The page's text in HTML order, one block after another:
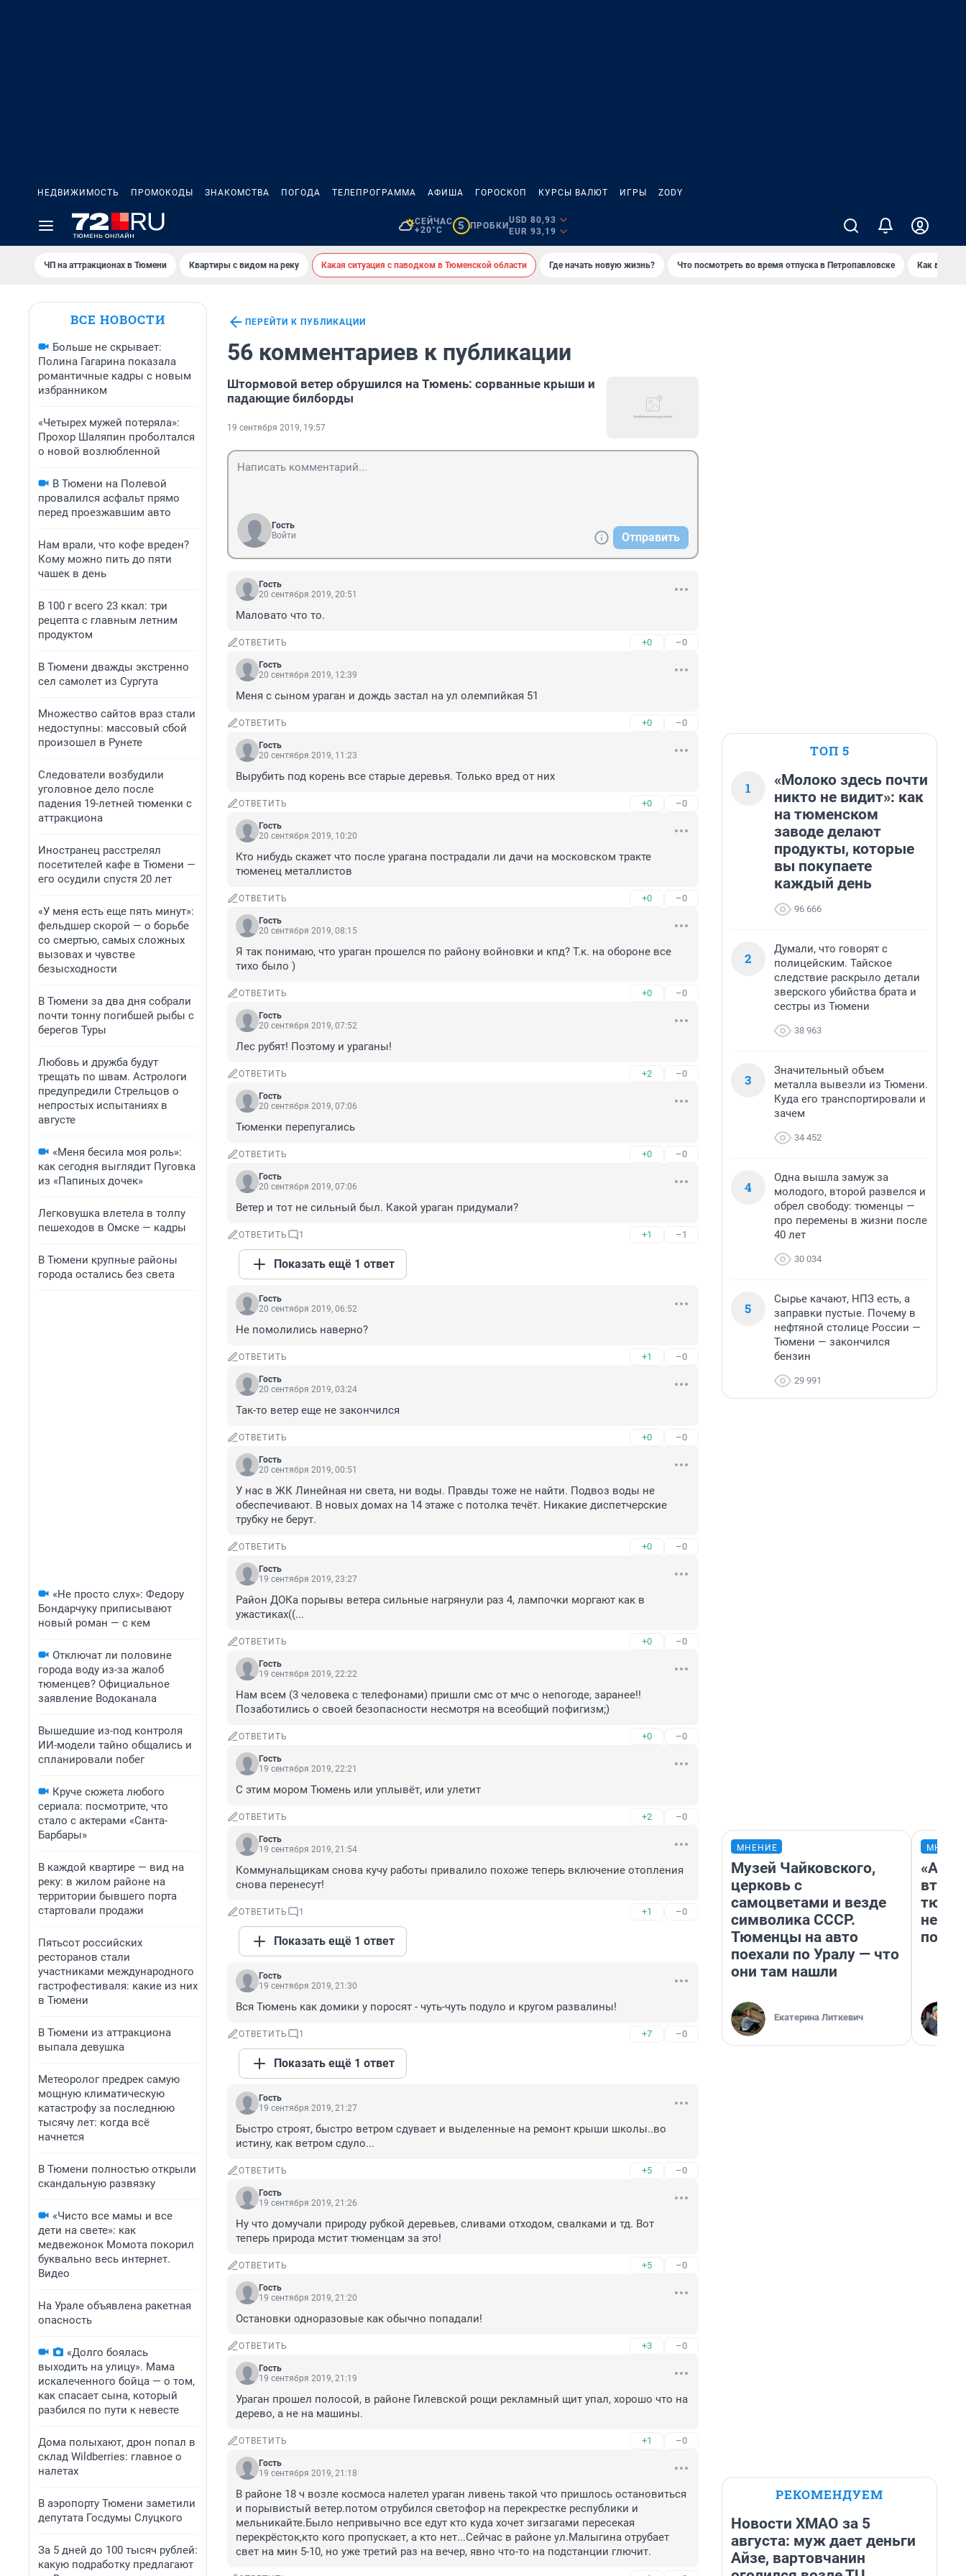
НЕДВИЖИМОСТЬ ПРОМОКОДЫ ЗНАКОМСТВА ПОГОДА ТЕЛЕПРОГРАММА АФИША ГОРОСКОП КУРСЫ ВАЛЮТ ИГРЫ ZODY
СЕЙЧАС
+20°C
5 ПРОБКИ
USD 80,93
EUR 93,19
ЧП на аттракционах в Тюмени Квартиры с видом на реку Какая ситуация с паводком в Тюменской области Где начать новую жизнь? Что посмотреть во время отпуска в Петропавловске Как
ВСЕ НОВОСТИ
Больше не скрывает:
Полина Гагарина показала
романтичные кадры с новым
избранником
«Четырех мужей потеряла»:
Прохор Шаляпин проболтался
о новой возлюбленной
В Тюмени на Полевой
провалился асфальт прямо
перед проезжавшим авто
Нам врали, что кофе вреден?
Кому можно пить до пяти
чашек в день
В 100 г всего 23 ккал: три
рецепта с главным летним
продуктом
В Тюмени дважды экстренно
сел самолет из Сургута
Множество сайтов враз стали
недоступны: массовый сбой
произошел в Рунете
Следователи возбудили
уголовное дело после
падения 19-летней тюменки с
аттракциона
Иностранец расстрелял
посетителей кафе в Тюмени —
его осудили спустя 20 лет
«У меня есть еще пять минут»:
фельдшер скорой — о борьбе
со смертью, самых сложных
вызовах и чувстве
безысходности
В Тюмени за два дня собрали
почти тонну погибшей рыбы с
берегов Туры
Любовь и дружба будут
трещать по швам. Астрологи
предупредили Стрельцов о
непростых испытаниях в
августе
«Меня бесила моя роль»:
как сегодня выглядит Пуговка
из «Папиных дочек»
Легковушка влетела в толпу
пешеходов в Омске — кадры
В Тюмени крупные районы
города остались без света
«Не просто слух»: Федору
Бондарчуку приписывают
новый роман — с кем
Отключат ли половине
города воду из-за жалоб
тюменцев? Официальное
заявление Водоканала
Вышедшие из-под контроля
ИИ-модели тайно общались и
спланировали побег
Круче сюжета любого
сериала: посмотрите, что
стало с актерами «Санта-
Барбары»
В каждой квартире — вид на
реку: в жилом районе на
территории бывшего порта
стартовали продажи
Пятьсот российских
ресторанов стали
участниками международного
гастрофестиваля: какие из них
в Тюмени
В Тюмени из аттракциона
выпала девушка
Метеоролог предрек самую
мощную климатическую
катастрофу за последнюю
тысячу лет: когда всё
начнется
В Тюмени полностью открыли
скандальную развязку
«Чисто все мамы и все
дети на свете»: как
медвежонок Момота покорил
буквально весь интернет.
Видео
На Урале объявлена ракетная
опасность
«Долго боялась
выходить на улицу». Мама
искалеченного бойца — о том,
как спасает сына, который
разбился по пути к невесте
Дома полыхают, дрон попал в
склад Wildberries: главное о
налетах
В аэропорту Тюмени заметили
депутата Госдумы Слуцкого
За 5 дней до 100 тысяч рублей:
какую подработку предлагают
ПЕРЕЙТИ К ПУБЛИКАЦИИ
56 комментариев к публикации
Штормовой ветер обрушился на Тюмень: сорванные крыши и
падающие билборды
19 сентября 2019, 19:57
Гость
Войти
Отправить
Гость
20 сентября 2019, 20:51
Маловато что то.
ОТВЕТИТЬ +0 –0
Гость
20 сентября 2019, 12:39
Меня с сыном ураган и дождь застал на ул олемпийкая 51
ОТВЕТИТЬ +0 –0
Гость
20 сентября 2019, 11:23
Вырубить под корень все старые деревья. Только вред от них
ОТВЕТИТЬ +0 –0
Гость
20 сентября 2019, 10:20
Кто нибудь скажет что после урагана пострадали ли дачи на московском тракте
тюменец металлистов
ОТВЕТИТЬ +0 –0
Гость
20 сентября 2019, 08:15
Я так понимаю, что ураган прошелся по району войновки и кпд? Т.к. на обороне все
тихо было )
ОТВЕТИТЬ +0 –0
Гость
20 сентября 2019, 07:52
Лес рубят! Поэтому и ураганы!
ОТВЕТИТЬ +2 –0
Гость
20 сентября 2019, 07:06
Тюменки перепугались
ОТВЕТИТЬ +0 –0
Гость
20 сентября 2019, 07:06
Ветер и тот не сильный был. Какой ураган придумали?
ОТВЕТИТЬ 1 +1 –1
Показать ещё 1 ответ
Гость
20 сентября 2019, 06:52
Не помолились наверно?
ОТВЕТИТЬ +1 –0
Гость
20 сентября 2019, 03:24
Так-то ветер еще не закончился
ОТВЕТИТЬ +0 –0
Гость
20 сентября 2019, 00:51
У нас в ЖК Линейная ни света, ни воды. Правды тоже не найти. Подвоз воды не
обеспечивают. В новых домах на 14 этаже с потолка течёт. Никакие диспетчерские
трубку не берут.
ОТВЕТИТЬ +0 –0
Гость
19 сентября 2019, 23:27
Район ДОКа порывы ветера сильные нагрянули раз 4, лампочки моргают как в
ужастиках((...
ОТВЕТИТЬ +0 –0
Гость
19 сентября 2019, 22:22
Нам всем (3 человека с телефонами) пришли смс от мчс о непогоде, заранее!!
Позаботились о своей безопасности несмотря на всеобщий пофигизм;)
ОТВЕТИТЬ +0 –0
Гость
19 сентября 2019, 22:21
С этим мором Тюмень или уплывёт, или улетит
ОТВЕТИТЬ +2 –0
Гость
19 сентября 2019, 21:54
Коммунальщикам снова кучу работы привалило похоже теперь включение отопления
снова перенесут!
ОТВЕТИТЬ 1 +1 –0
Показать ещё 1 ответ
Гость
19 сентября 2019, 21:30
Вся Тюмень как домики у поросят - чуть-чуть подуло и кругом развалины!
ОТВЕТИТЬ 1 +7 –0
Показать ещё 1 ответ
Гость
19 сентября 2019, 21:27
Быстро строят, быстро ветром сдувает и выделенные на ремонт крыши школы..во
истину, как ветром сдуло...
ОТВЕТИТЬ +5 –0
Гость
19 сентября 2019, 21:26
Ну что домучали природу рубкой деревьев, сливами отходом, свалками и тд. Вот
теперь природа мстит тюменцам за это!
ОТВЕТИТЬ +5 –0
Гость
19 сентября 2019, 21:20
Остановки одноразовые как обычно попадали!
ОТВЕТИТЬ +3 –0
Гость
19 сентября 2019, 21:19
Ураган прошел полосой, в районе Гилевской рощи рекламный щит упал, хорошо что на
дерево, а не на машины.
ОТВЕТИТЬ +1 –0
Гость
19 сентября 2019, 21:18
В районе 18 ч возле космоса налетел ураган ливень такой что пришлось остановиться
и порывистый ветер.потом отрубился светофор на перекрестке республики и
мельникайте.Было непривычно все едут кто куда хочет зигзагами пересекая
перекрёсток,кто кого пропускает, а кто нет...Сейчас в районе ул.Малыгина отрубает
свет на мин 5-10, но уже третий раз на вечер, явно что-то на подстанции глючит.
ТОП 5
1
«Молоко здесь почти
никто не видит»: как
на тюменском
заводе делают
продукты, которые
вы покупаете
каждый день
96 666
2
Думали, что говорят с
полицейским. Тайское
следствие раскрыло детали
зверского убийства брата и
сестры из Тюмени
38 963
3
Значительный объем
металла вывезли из Тюмени.
Куда его транспортировали и
зачем
34 452
4
Одна вышла замуж за
молодого, второй развелся и
обрел свободу: тюменцы —
про перемены в жизни после
40 лет
30 034
5
Сырье качают, НПЗ есть, а
заправки пустые. Почему в
нефтяной столице России —
Тюмени — закончился
бензин
29 991
МНЕНИЕ
Музей Чайковского,
церковь с
самоцветами и везде
символика СССР.
Тюменцы на авто
поехали по Уралу — что
они там нашли
Екатерина Литкевич
РЕКОМЕНДУЕМ
Новости ХМАО за 5
августа: муж дает деньги
Айзе, вартовчанин